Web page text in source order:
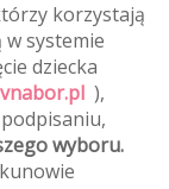
korzystają
systemie
dziecka
),
wyboru.